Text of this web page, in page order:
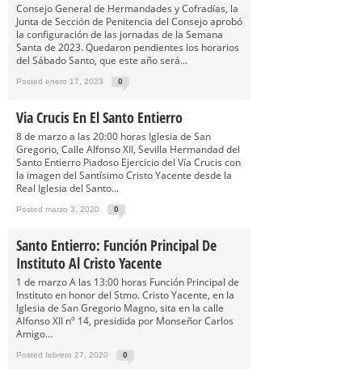
Consejo General de Hermandades y Cofradías, la
Junta de Sección de Penitencia del Consejo aprobó
la configuración de las jornadas de la Semana
Santa de 2023. Quedaron pendientes los horarios
del Sábado Santo, que este año será...
Posted enero 17, 2023 0
Via Crucis En El Santo Entierro
8 de marzo a las 20:00 horas Iglesia de San
Gregorio, Calle Alfonso XII, Sevilla Hermandad del
Santo Entierro Piadoso Ejercicio del Vía Crucis con
la imagen del Santísimo Cristo Yacente desde la
Real Iglesia del Santo...
Posted marzo 3, 2020 0
Santo Entierro: Función Principal De
Instituto Al Cristo Yacente
1 de marzo A las 13:00 horas Función Principal de
Instituto en honor del Stmo. Cristo Yacente, en la
Iglesia de San Gregorio Magno, sita en la calle
Alfonso XII nº 14, presidida por Monseñor Carlos
Amigo...
Posted febrero 27, 2020 0